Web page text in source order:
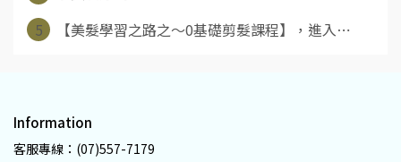
5
【美髮學習之路之～0基礎剪髮課程】，進入⋯
Information
客服專線：(07)557-7179